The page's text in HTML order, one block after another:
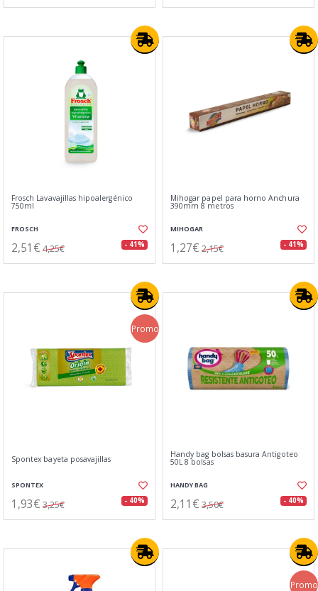
Frosch Lavavajillas hipoalergénico
750ml
FROSCH
2,51€ 4,25€ - 41%
Mihogar papel para horno Anchura
390mm 8 metros
MIHOGAR
1,27€ 2,15€ - 41%
Promo
Spontex bayeta posavajillas
SPONTEX
1,93€ 3,25€ - 40%
Handy bag bolsas basura Antigoteo
50L 8 bolsas
HANDY BAG
2,11€ 3,50€ - 40%
Promo